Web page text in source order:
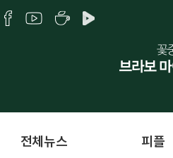
전체뉴스 피플